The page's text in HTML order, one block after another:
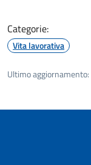
Categorie:
Vita lavorativa
Ultimo aggiornamento: